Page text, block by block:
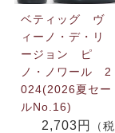
ベティッグ ヴ
ィーノ・デ・リ
ージョン ピ
ノ・ノワール 2
024(2026夏セー
ルNo.16)
2,703円
（税